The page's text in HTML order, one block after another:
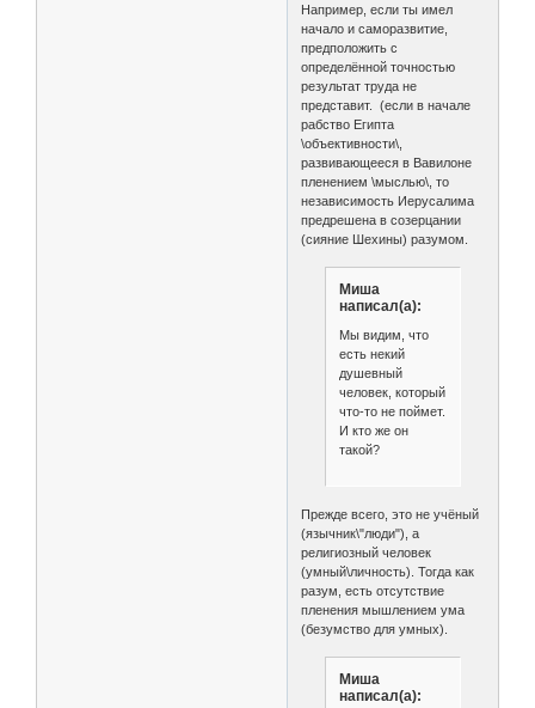
Например, если ты имел
начало и саморазвитие,
предположить с
определённой точностью
результат труда не
представит. (если в начале
рабство Египта
\объективности\,
развивающееся в Вавилоне
пленением \мыслью\, то
независимость Иерусалима
предрешена в созерцании
(сияние Шехины) разумом.
Миша
написал(а):
Мы видим, что
есть некий
душевный
человек, который
что-то не поймет.
И кто же он
такой?
Прежде всего, это не учёный
(язычник\"люди"), а
религиозный человек
(умный\личность). Тогда как
разум, есть отсутствие
пленения мышлением ума
(безумство для умных).
Миша
написал(а):